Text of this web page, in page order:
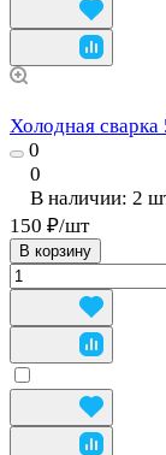
Холодная сварка
0
0
В наличии: 2
150 ₽/шт
В корзину